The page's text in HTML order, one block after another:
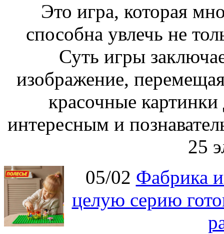
Это игра, которая
способна увлечь не
Суть игры
изображение,
красочные
интересным и
25
05/02 Фабрика
целую серию